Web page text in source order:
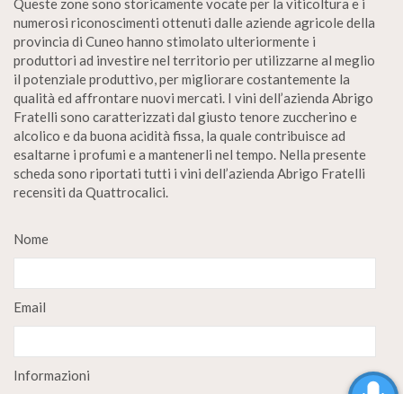
Queste zone sono storicamente vocate per la viticoltura e i
numerosi riconoscimenti ottenuti dalle aziende agricole della
provincia di Cuneo hanno stimolato ulteriormente i
produttori ad investire nel territorio per utilizzarne al meglio
il potenziale produttivo, per migliorare costantemente la
qualità ed affrontare nuovi mercati. I vini dell’azienda Abrigo
Fratelli sono caratterizzati dal giusto tenore zuccherino e
alcolico e da buona acidità fissa, la quale contribuisce ad
esaltarne i profumi e a mantenerli nel tempo. Nella presente
scheda sono riportati tutti i vini dell’azienda Abrigo Fratelli
recensiti da Quattrocalici.
Nome
Email
Informazioni